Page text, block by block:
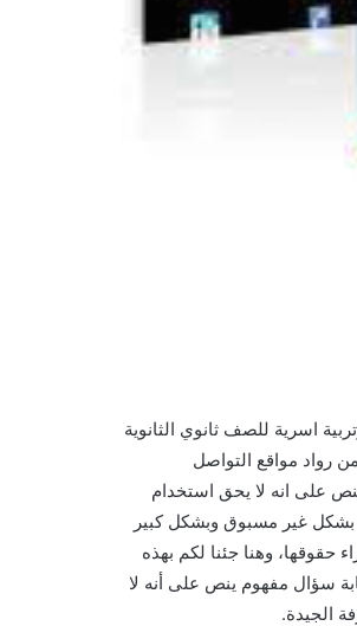
اسرية للصف ثانوي الثانوية
رواد مواقع التواصل
على انه لا يحق استخدام
بشكل غير مسبوق وبشكل كبير
وهنا جئنا لكم بهذه
سؤال مفهوم ينص على أنه لا
الجيدة.